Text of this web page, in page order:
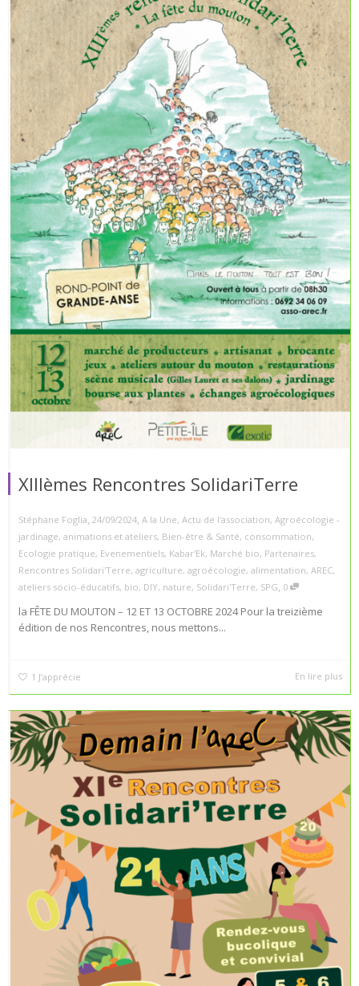
XIIIèmes Rencontres SolidariTerre
Stéphane Foglia, 24/09/2024, A la Une, Actu de l'association, Agroécologie -
jardinage, animations et ateliers, Bien-être & Santé, consommation,
Ecologie pratique, Evenementiels, Kabar'Ek, Marché bio, Partenaires,
Rencontres Solidari'Terre, agriculture, agroécologie, alimentation, AREC,
ateliers socio-éducatifs, bio, DIY, nature, Solidari'Terre, SPG, 0
la FÊTE DU MOUTON – 12 ET 13 OCTOBRE 2024 Pour la treizième
édition de nos Rencontres, nous mettons...
1 J’apprécie En lire plus